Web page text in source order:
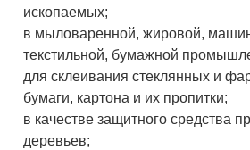
ископаемых;
в мыловаренной, жировой,
текстильной, бумажной
для склеивания стеклянных и
бумаги, картона и их пропитки;
в качестве защитного средства
деревьев;